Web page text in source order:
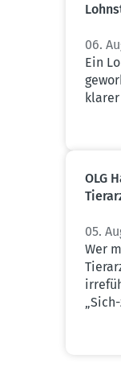
06.
Ein
OLG
05.
Wer